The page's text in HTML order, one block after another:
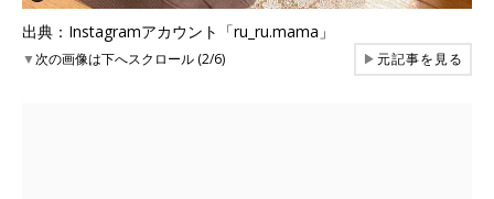
出典：Instagramアカウント「ru_ru.mama」
▼次の画像は下へスクロール (2/6) ▶元記事を見る